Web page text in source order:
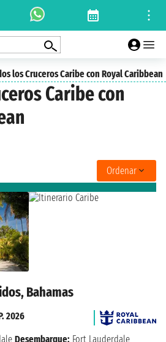
los Cruceros Caribe con Royal Caribbean
Caribe con
Ordenar
Bahamas
2026
Desembarque: Fort Lauderdale